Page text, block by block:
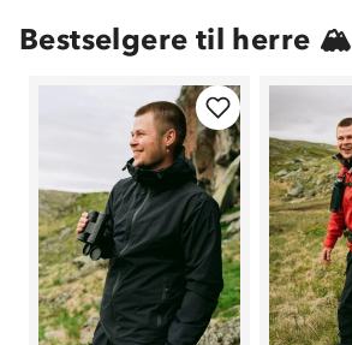
Bestselgere til herre 🏔
Om Stormberg
Verdigrunnlag